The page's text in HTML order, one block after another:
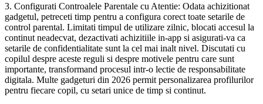
3. Configurati Controalele Parentale cu Atentie: Odata achizitionat
gadgetul, petreceti timp pentru a configura corect toate setarile de
control parental. Limitati timpul de utilizare zilnic, blocati accesul la
continut neadecvat, dezactivati achizitiile in-app si asigurati-va ca
setarile de confidentialitate sunt la cel mai inalt nivel. Discutati cu
copilul despre aceste reguli si despre motivele pentru care sunt
importante, transformand procesul intr-o lectie de responsabilitate
digitala. Multe gadgeturi din 2026 permit personalizarea profilurilor
pentru fiecare copil, cu setari unice de timp si continut.